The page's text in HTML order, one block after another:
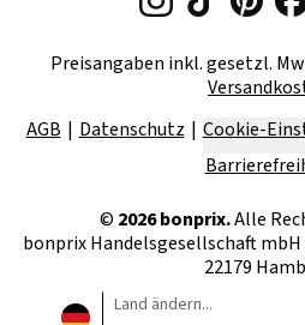
Preisangaben inkl. gesetzl.
AGB
Datenschutz Cookie-
© 2026bonprix.Alle
bonprix Handelsgesellschaft mbH
22179
Land ändern...